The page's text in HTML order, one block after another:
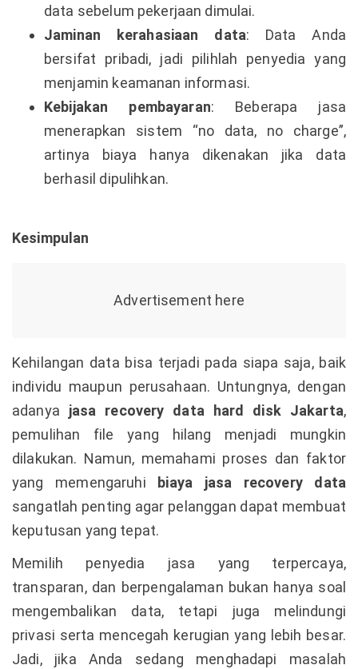
data sebelum pekerjaan dimulai.
Jaminan kerahasiaan data: Data Anda
bersifat pribadi, jadi pilihlah penyedia yang
menjamin keamanan informasi.
Kebijakan pembayaran: Beberapa jasa
menerapkan sistem “no data, no charge”,
artinya biaya hanya dikenakan jika data
berhasil dipulihkan.
Kesimpulan
Kehilangan data bisa terjadi pada siapa saja, baik
individu maupun perusahaan. Untungnya, dengan
adanya jasa recovery data hard disk Jakarta,
pemulihan file yang hilang menjadi mungkin
dilakukan. Namun, memahami proses dan faktor
yang memengaruhi
biaya jasa recovery data
sangatlah penting agar pelanggan dapat membuat
keputusan yang tepat.
Memilih penyedia jasa yang terpercaya,
transparan, dan berpengalaman bukan hanya soal
mengembalikan data, tetapi juga melindungi
privasi serta mencegah kerugian yang lebih besar.
Jadi, jika Anda sedang menghadapi masalah